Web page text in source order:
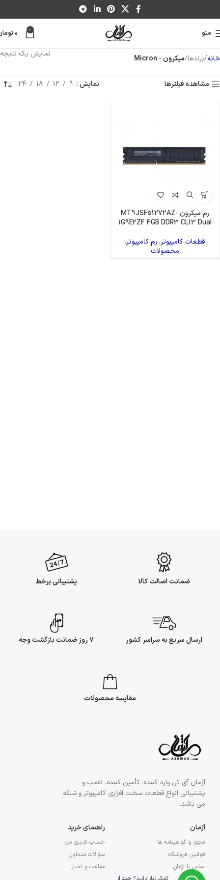
منو 0 ۰
خانه برندها میکرون - Micron نمایش یک نتیجه
مشاهده فیلترها نمایش 9
12
18
24
رم میکرون MT9JSF51272AZ-
1G9E2ZF 4GB DDR3 CL13 Dual
قطعات کامپیوتر, رم کامپیوتر,
محصولات
ضمانت اصالت کالا پشتیبانی برخط
ارسال سریع به سراسر کشور 7 روز ضمانت بازگشت وجه
مقایسه محصولات
آژمان آی تی وارد کننده، تأمین کننده، نصب و
پشتیبانی انواع قطعات سخت افزاری کامپیوتر و شبکه
می باشد.
آژمان
مجوز و گواهینامه ها
قوانین فروشگاه
تماس با آژمان
راهنمای خرید
حساب کاربری من
سؤالات متداول
مقالات و اخبار